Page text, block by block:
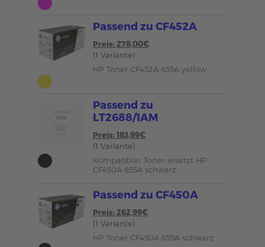
Passend zu CF452A
Preis: 278,00€
(1 Variante)
HP Toner CF452A 655A yellow
Passend zu
LT2688/1AM
Preis: 183,99€
(1 Variante)
Kompatibler Toner ersetzt HP
CF450A 655A schwarz
Passend zu CF450A
Preis: 262,99€
(1 Variante)
HP Toner CF450A 655A schwarz